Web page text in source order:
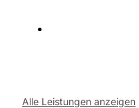
Alle Leistungen anzeigen